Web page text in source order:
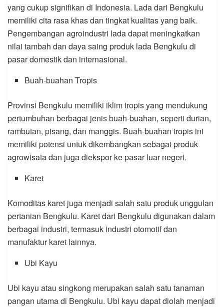
yang cukup signifikan di Indonesia. Lada dari Bengkulu
memiliki cita rasa khas dan tingkat kualitas yang baik.
Pengembangan agroindustri lada dapat meningkatkan
nilai tambah dan daya saing produk lada Bengkulu di
pasar domestik dan internasional.
Buah-buahan Tropis
Provinsi Bengkulu memiliki iklim tropis yang mendukung
pertumbuhan berbagai jenis buah-buahan, seperti durian,
rambutan, pisang, dan manggis. Buah-buahan tropis ini
memiliki potensi untuk dikembangkan sebagai produk
agrowisata dan juga diekspor ke pasar luar negeri.
Karet
Komoditas karet juga menjadi salah satu produk unggulan
pertanian Bengkulu. Karet dari Bengkulu digunakan dalam
berbagai industri, termasuk industri otomotif dan
manufaktur karet lainnya.
Ubi Kayu
Ubi kayu atau singkong merupakan salah satu tanaman
pangan utama di Bengkulu. Ubi kayu dapat diolah menjadi